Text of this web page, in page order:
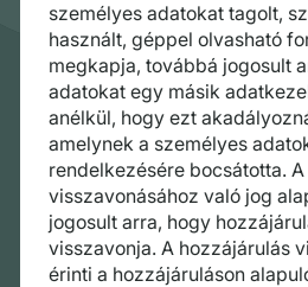
személyes adatokat tagolt,
használt, géppel olvasható
megkapja, továbbá jogosult
adatokat egy másik
anélkül, hogy ezt
amelynek a személyes
rendelkezésére bocsátotta.
visszavonásához való jog
jogosult arra, hogy
visszavonja. A hozzájárulás
érinti a hozzájáruláson